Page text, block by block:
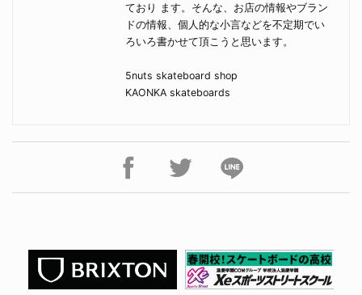
ており ます。そんな、お店の情報やブラン
ドの情報、個人的な小言などを不定期でい
ろいろ書かせて頂こうと思います。
5nuts skateboard shop
KAONKA skateboards